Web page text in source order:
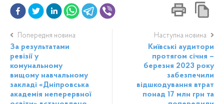
Попередня новина
За результатами
ревізії у
комунальному
вищому навчальному
закладі «Дніпровська
академія неперервної
Наступна новина
Київські аудитори
протягом січня –
березня 2023 року
забезпечили
відшкодування втрат
понад 17 млн грн та